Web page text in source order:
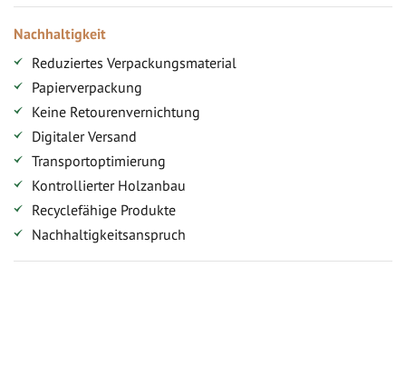
Nachhaltigkeit
Reduziertes Verpackungsmaterial
Papierverpackung
Keine Retourenvernichtung
Digitaler Versand
Transportoptimierung
Kontrollierter Holzanbau
Recyclefähige Produkte
Nachhaltigkeitsanspruch